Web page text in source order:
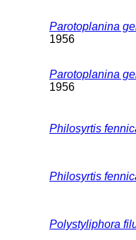
Parotoplanina
1956
Parotoplanina
1956
Philosyrtis
Philosyrtis
Polystyliphora